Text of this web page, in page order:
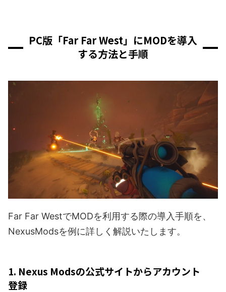
PC版「Far Far West」にMODを導入
する方法と手順
Far Far WestでMODを利用する際の導入手順を、
NexusModsを例に詳しく解説いたします。
1. Nexus Modsの公式サイトからアカウント
登録